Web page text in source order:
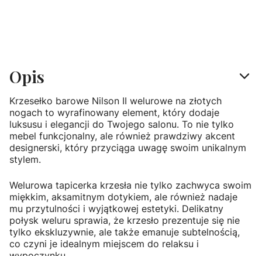
Opis
Krzesełko barowe Nilson II welurowe na złotych
nogach to wyrafinowany element, który dodaje
luksusu i elegancji do Twojego salonu. To nie tylko
mebel funkcjonalny, ale również prawdziwy akcent
designerski, który przyciąga uwagę swoim unikalnym
stylem.
Welurowa tapicerka krzesła nie tylko zachwyca swoim
miękkim, aksamitnym dotykiem, ale również nadaje
mu przytulności i wyjątkowej estetyki. Delikatny
połysk weluru sprawia, że krzesło prezentuje się nie
tylko ekskluzywnie, ale także emanuje subtelnością,
co czyni je idealnym miejscem do relaksu i